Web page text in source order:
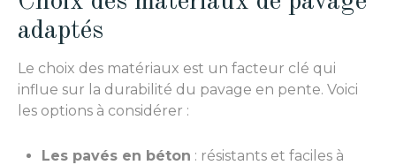
adaptés
Le choix des matériaux est un facteur clé qui
influe sur la durabilité du pavage en pente. Voici
les options à considérer :
Les pavés en béton : résistants et faciles à